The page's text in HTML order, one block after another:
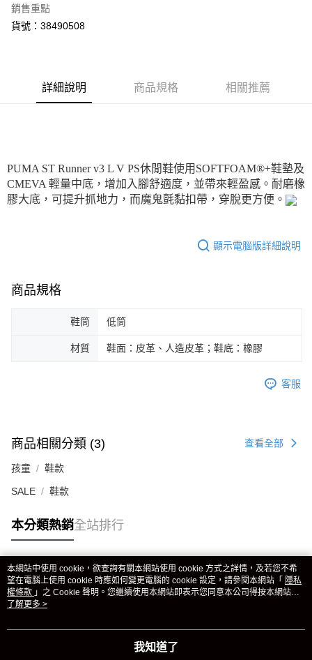
每筆NT$150，滿NT$1,800(含以上)免運費
宅配貨到付款(離島恕不配送)
銷售重點
貨號：38490508
詳細說明 商品規格 相關推薦
PUMA ST Runner v3 L V PS休閒鞋使用SOFTFOAM®+鞋墊及
CMEVA 輕量中底，增加入腳舒適度，並帶來輕盈感。耐磨橡
膠大底，可提升抓地力，而魔鬼氈黏扣帶，穿脫更方便。
顯示電腦版詳細說明
商品規格
鞋筒 低筒
材質 鞋面：皮革、人造皮革；鞋底：橡膠
客服
商品相關分類 (3) 查看全部
孩童 鞋款
SALE 鞋款
本分類熱銷全站排行
熱門標籤
本網站中使用 cookie，欲查詢有關本網站使用 cookie 方式之詳情，及若您不希
望在電腦上使用 cookie 時應如何變更電腦的 cookie 設定，請參閱本網站「 隱私
權條款 」之 Cookie 聲明。您繼續使用本網站即表示您同意本公司得按本網站使
用條款之 Cookie 聲明使用 cookie。
了解更多 >
我知道了